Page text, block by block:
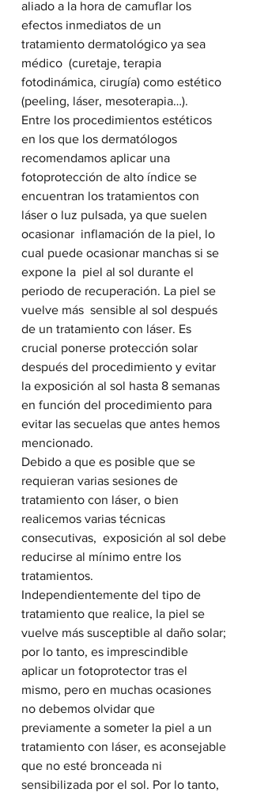
aliado a la hora de camuflar los
efectos inmediatos de un
tratamiento dermatológico ya sea
médico  (curetaje, terapia
fotodinámica, cirugía) como estético
(peeling, láser, mesoterapia…).
Entre los procedimientos estéticos
en los que los dermatólogos
recomendamos aplicar una
fotoprotección de alto índice se
encuentran los tratamientos con
láser o luz pulsada, ya que suelen
ocasionar  inflamación de la piel, lo
cual puede ocasionar manchas si se
expone la  piel al sol durante el
periodo de recuperación. La piel se
vuelve más  sensible al sol después
de un tratamiento con láser. Es
crucial ponerse protección solar
después del procedimiento y evitar
la exposición al sol hasta 8 semanas
en función del procedimiento para
evitar las secuelas que antes hemos
mencionado.
Debido a que es posible que se
requieran varias sesiones de
tratamiento con láser, o bien
realicemos varias técnicas
consecutivas,  exposición al sol debe
reducirse al mínimo entre los
tratamientos.
Independientemente del tipo de
tratamiento que realice, la piel se
vuelve más susceptible al daño solar;
por lo tanto, es imprescindible
aplicar un fotoprotector tras el
mismo, pero en muchas ocasiones
no debemos olvidar que
previamente a someter la piel a un
tratamiento con láser, es aconsejable
que no esté bronceada ni
sensibilizada por el sol. Por lo tanto,